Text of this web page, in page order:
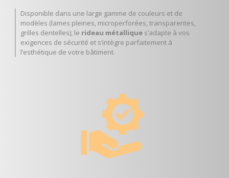
Disponible dans une large gamme de couleurs et de
modèles (lames pleines, microperforées, transparentes,
grilles dentelles), le rideau métallique s’adapte à vos
exigences de sécurité et s’intègre parfaitement à
l’esthétique de votre bâtiment.